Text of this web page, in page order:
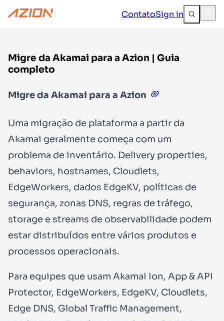
ContatoSign in
Migre da Akamai para a Azion | Guia
completo
Migre da Akamai para a Azion
Uma migração de plataforma a partir da
Akamai geralmente começa com um
problema de inventário. Delivery properties,
behaviors, hostnames, Cloudlets,
EdgeWorkers, dados EdgeKV, políticas de
segurança, zonas DNS, regras de tráfego,
storage e streams de observabilidade podem
estar distribuídos entre vários produtos e
processos operacionais.
Para equipes que usam Akamai Ion, App & API
Protector, EdgeWorkers, EdgeKV, Cloudlets,
Edge DNS, Global Traffic Management,